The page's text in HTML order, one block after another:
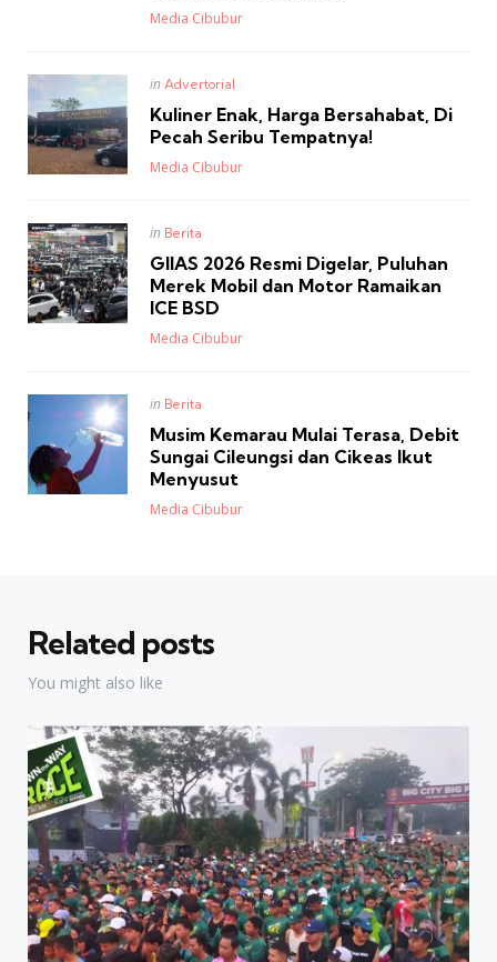
Posted
Media Cibubur
Posted
in Advertorial
Kuliner Enak, Harga Bersahabat, Di
Pecah Seribu Tempatnya!
Posted
Media Cibubur
Posted
in Berita
GIIAS 2026 Resmi Digelar, Puluhan
Merek Mobil dan Motor Ramaikan
ICE BSD
Posted
Media Cibubur
Posted
in Berita
Musim Kemarau Mulai Terasa, Debit
Sungai Cileungsi dan Cikeas Ikut
Menyusut
Posted
Media Cibubur
Related posts
You might also like